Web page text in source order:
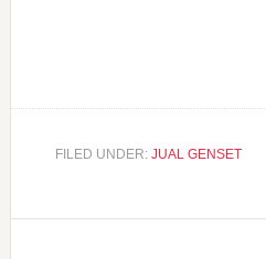
FILED UNDER: JUAL GENSET